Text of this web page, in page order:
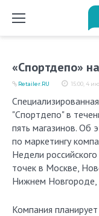
«Спортдепо»
15:00, 4
Retailer.RU
Специализированная сеть спортивных товаров
"Спортдепо" в
пять магазинов. Об
по маркетингу
Недели
точек в Москве,
Нижнем Новгороде,
Компания планирует